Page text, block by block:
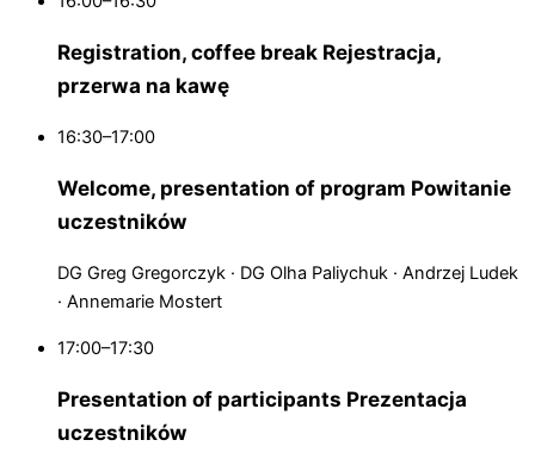
Registration, coffee break Rejestracja,
przerwa na kawę
16:30–17:00
Welcome, presentation of program Powitanie
uczestników
DG Greg Gregorczyk · DG Olha Paliychuk · Andrzej Ludek
· Annemarie Mostert
17:00–17:30
Presentation of participants Prezentacja
uczestników